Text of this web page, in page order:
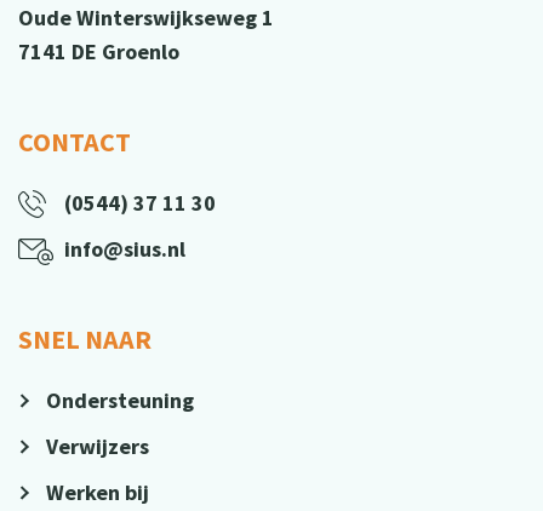
Oude Winterswijkseweg 1
7141 DE Groenlo
CONTACT
(0544) 37 11 30
info@sius.nl
SNEL NAAR
Ondersteuning
Verwijzers
Werken bij